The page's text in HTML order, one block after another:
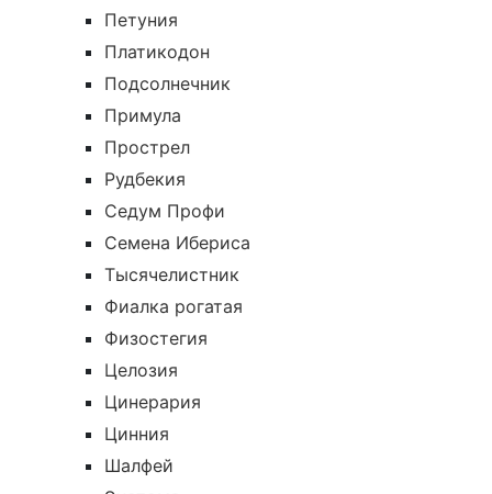
Петуния
Платикодон
Подсолнечник
Примула
Прострел
Рудбекия
Седум Профи
Семена Ибериса
Тысячелистник
Фиалка рогатая
Физостегия
Целозия
Цинерария
Цинния
Шалфей